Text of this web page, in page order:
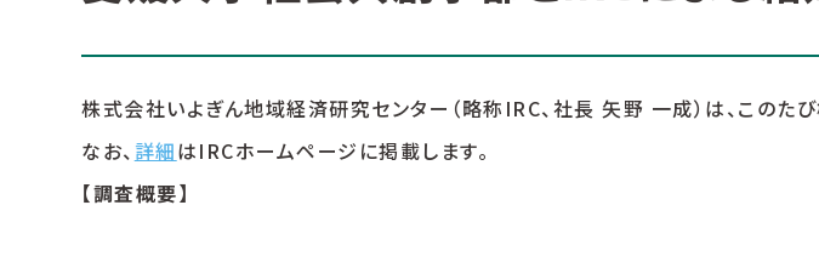
株式会社いよぎん地域経済研究センター（略称IRC、社長 矢野 一成）は、このた
なお、詳細はIRCホームページに掲載します。
【調査概要】